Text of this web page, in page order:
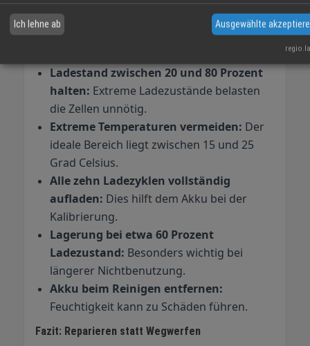
Unabhängig davon, ob E-Bike, Smartphone oder andere
Geräte – mit diesen fünf Tipps verlängern Sie die
Ladestand zwischen 20 und 80 Prozent
halten: Extreme Ladezustände belasten
die Zellen unnötig.
Extreme Temperaturen vermeiden: Der
ideale Bereich liegt zwischen 15 und 25
Grad Celsius.
Alle zehn Ladezyklen vollständig
aufladen: Dies hilft dem Akku bei der
Kalibrierung.
Lagerung bei etwa 60 Prozent
Ladezustand: Besonders wichtig bei
längerer Nichtbenutzung.
Akku beim Reinigen entfernen:
Feuchtigkeit kann zu Schäden führen.
Fazit: Reparieren statt Wegwerfen
Ich lehne ab Ausgewählte